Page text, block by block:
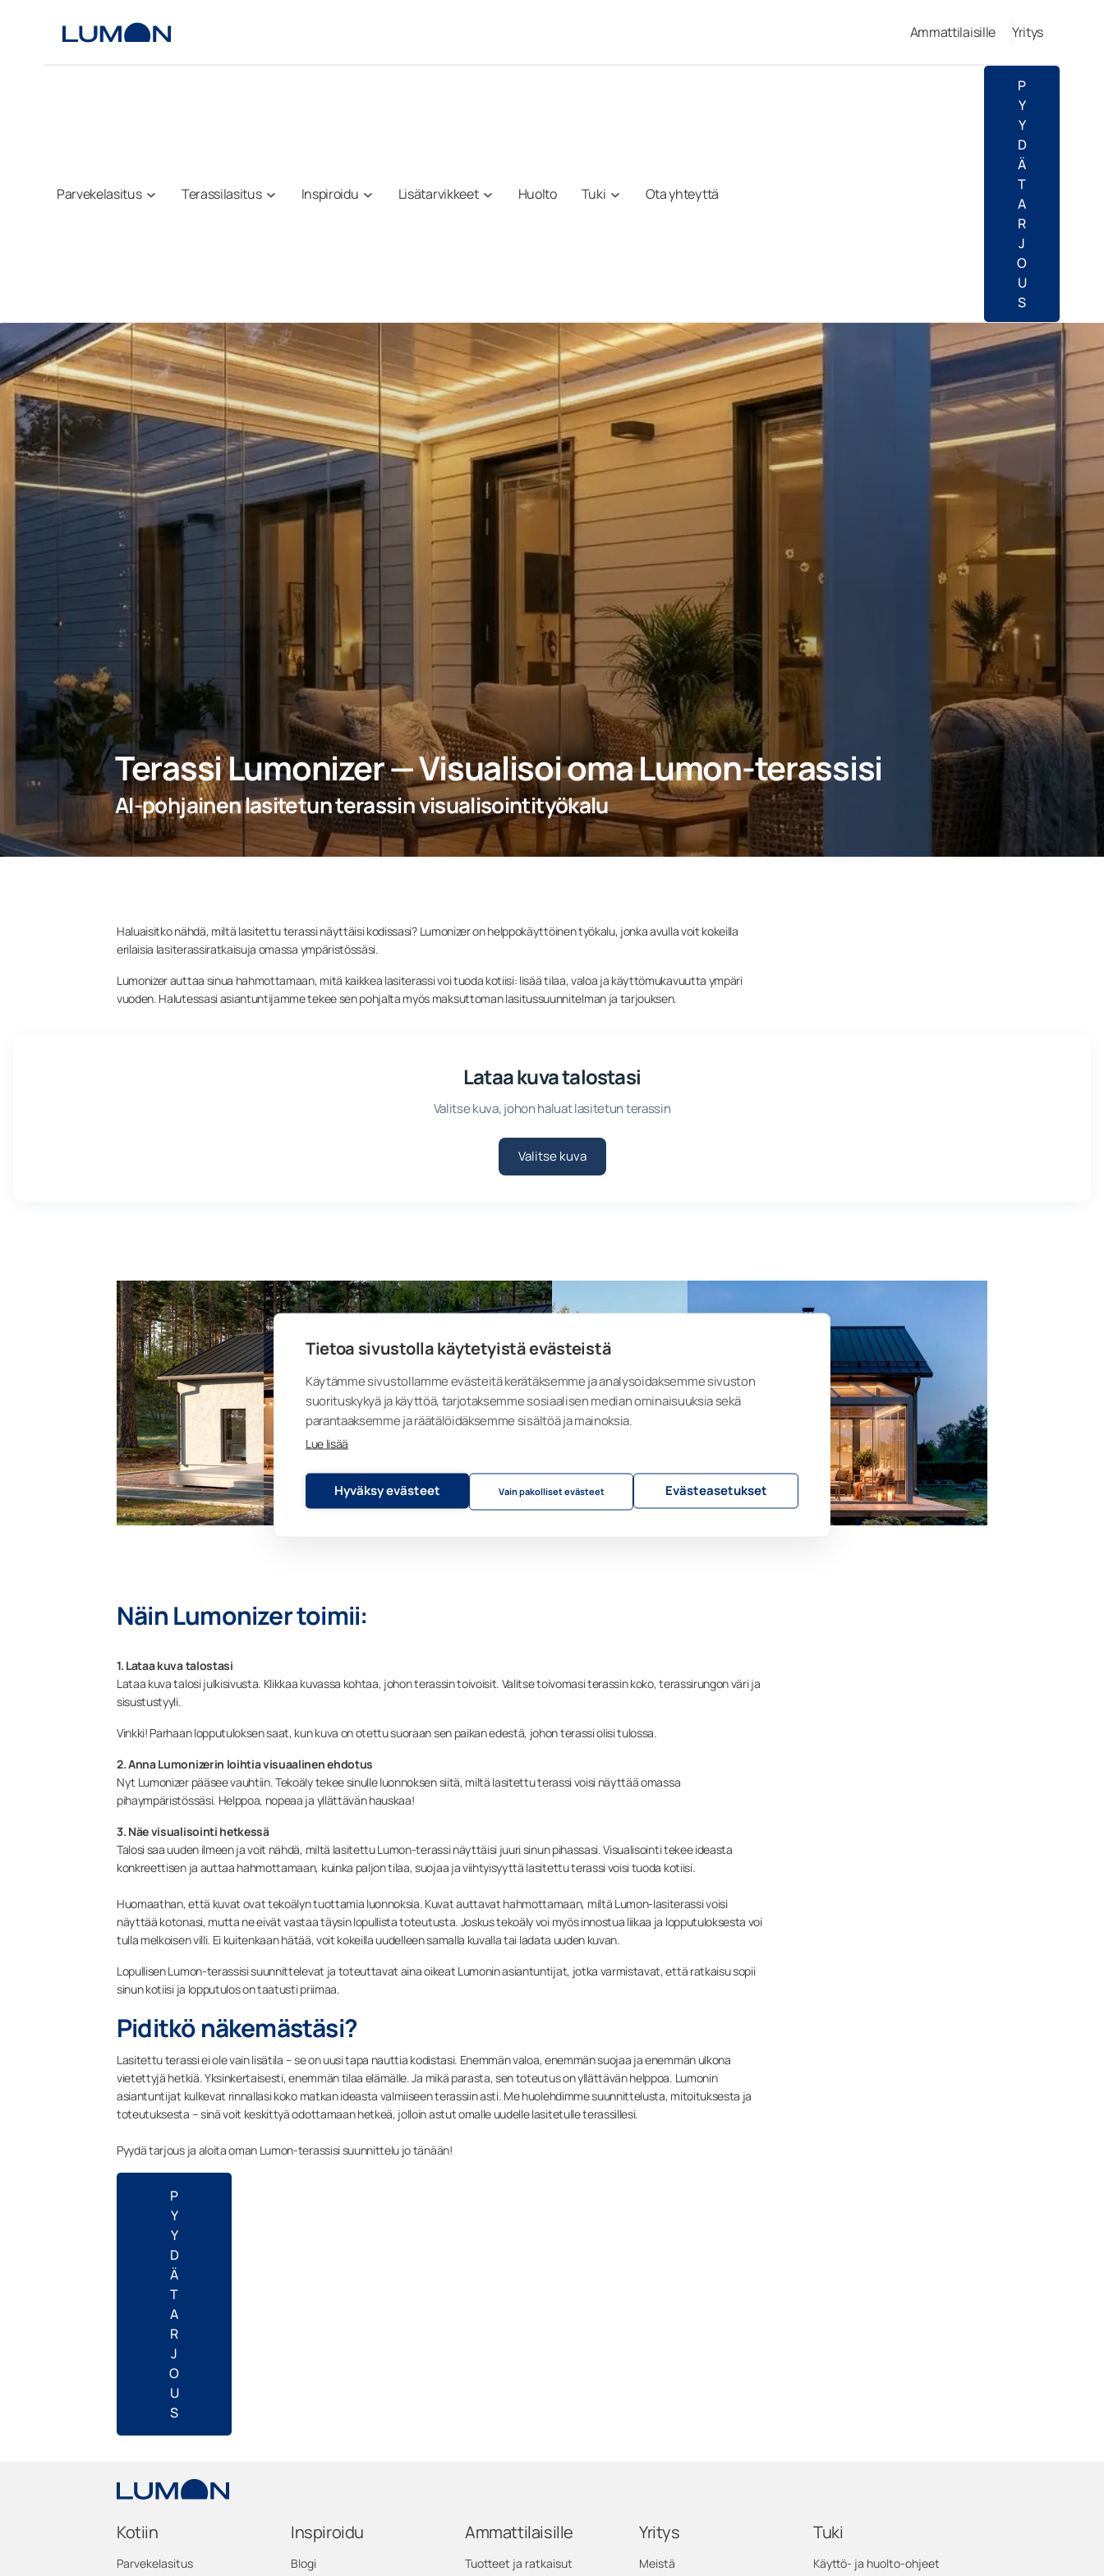
Tietoa sivustolla käytetyistä evästeistä
Käytämme sivustollamme evästeitä kerätäksemme ja analysoidaksemme sivuston
suorituskykyä ja käyttöä, tarjotaksemme sosiaalisen median ominaisuuksia sekä
parantaaksemme ja räätälöidäksemme sisältöä ja mainoksia.
Lue lisää
Hyväksy evästeet Vain pakolliset evästeet Evästeasetukset
Ammattilaisille Yritys
Parvekelasitus Terassilasitus Inspiroidu Lisätarvikkeet Huolto Tuki Ota yhteyttä
P
Y
Y
D
Ä
T
A
R
J
O
U
S
Terassi Lumonizer — Visualisoi oma Lumon-terassisi
AI-pohjainen lasitetun terassin visualisointityökalu
Haluaisitko nähdä, miltä lasitettu terassi näyttäisi kodissasi? Lumonizer on helppokäyttöinen työkalu, jonka avulla voit kokeilla
erilaisia lasiterassiratkaisuja omassa ympäristössäsi.
Lumonizer auttaa sinua hahmottamaan, mitä kaikkea lasiterassi voi tuoda kotiisi: lisää tilaa, valoa ja käyttömukavuutta ympäri
vuoden. Halutessasi asiantuntijamme tekee sen pohjalta myös maksuttoman lasitussuunnitelman ja tarjouksen.
Lataa kuva talostasi
Valitse kuva, johon haluat lasitetun terassin
Valitse kuva
Näin Lumonizer toimii:
1. Lataa kuva talostasi
Lataa kuva talosi julkisivusta. Klikkaa kuvassa kohtaa, johon terassin toivoisit. Valitse toivomasi terassin koko, terassirungon väri ja
sisustustyyli.
Vinkki! Parhaan lopputuloksen saat, kun kuva on otettu suoraan sen paikan edestä, johon terassi olisi tulossa.
2. Anna Lumonizerin loihtia visuaalinen ehdotus
Nyt Lumonizer pääsee vauhtiin. Tekoäly tekee sinulle luonnoksen siitä, miltä lasitettu terassi voisi näyttää omassa
pihaympäristössäsi. Helppoa, nopeaa ja yllättävän hauskaa!
3. Näe visualisointi hetkessä
Talosi saa uuden ilmeen ja voit nähdä, miltä lasitettu Lumon-terassi näyttäisi juuri sinun pihassasi. Visualisointi tekee ideasta
konkreettisen ja auttaa hahmottamaan, kuinka paljon tilaa, suojaa ja viihtyisyyttä lasitettu terassi voisi tuoda kotiisi.
Huomaathan, että kuvat ovat tekoälyn tuottamia luonnoksia. Kuvat auttavat hahmottamaan, miltä Lumon-lasiterassi voisi
näyttää kotonasi, mutta ne eivät vastaa täysin lopullista toteutusta. Joskus tekoäly voi myös innostua liikaa ja lopputuloksesta voi
tulla melkoisen villi. Ei kuitenkaan hätää, voit kokeilla uudelleen samalla kuvalla tai ladata uuden kuvan.
Lopullisen Lumon-terassisi suunnittelevat ja toteuttavat aina oikeat Lumonin asiantuntijat, jotka varmistavat, että ratkaisu sopii
sinun kotiisi ja lopputulos on taatusti priimaa.
Piditkö näkemästäsi?
Lasitettu terassi ei ole vain lisätila – se on uusi tapa nauttia kodistasi. Enemmän valoa, enemmän suojaa ja enemmän ulkona
vietettyjä hetkiä. Yksinkertaisesti, enemmän tilaa elämälle. Ja mikä parasta, sen toteutus on yllättävän helppoa. Lumonin
asiantuntijat kulkevat rinnallasi koko matkan ideasta valmiiseen terassiin asti. Me huolehdimme suunnittelusta, mitoituksesta ja
toteutuksesta – sinä voit keskittyä odottamaan hetkeä, jolloin astut omalle uudelle lasitetulle terassillesi.
Pyydä tarjous ja aloita oman Lumon-terassisi suunnittelu jo tänään!
P
Y
Y
D
Ä
T
A
R
J
O
U
S
Kotiin
Parvekelasitus
Inspiroidu
Blogi
Ammattilaisille
Tuotteet ja ratkaisut
Yritys
Meistä
Tuki
Käyttö- ja huolto-ohjeet